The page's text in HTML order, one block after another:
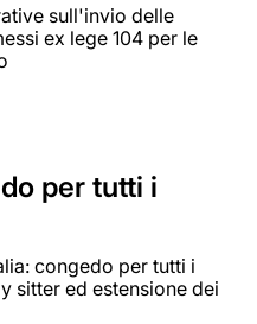
sull'invio delle
ex lege 104 per le
per tutti i
congedo per tutti i
sitter ed estensione dei